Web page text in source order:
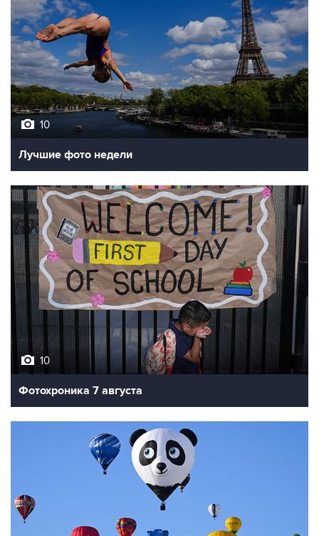
10
Лучшие фото недели
10
Фотохроника 7 августа